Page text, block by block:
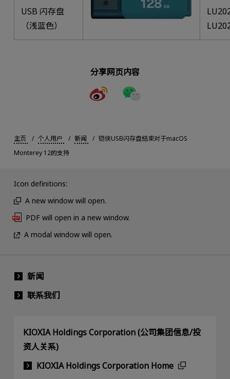
USB 闪存盘
（浅蓝色）
分享网页内容
主页 个人用户 新闻
铠侠USB闪存盘结束对于macOS
Monterey 12的支持
Icon definitions:
A new window will open.
PDF will open in a new window.
A modal window will open.
新闻
联系我们
KIOXIA Holdings Corporation (公司集团信息/投
资人关系)
KIOXIA Holdings Corporation Home